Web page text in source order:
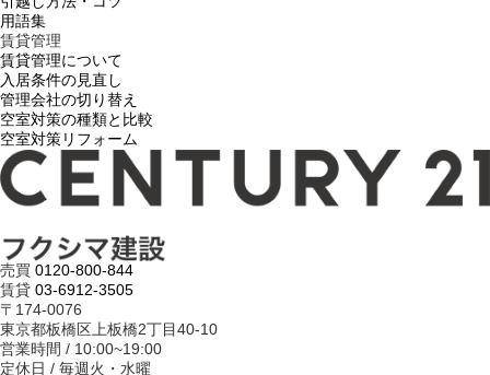
用語集
賃貸管理
賃貸管理について
入居条件の見直し
管理会社の切り替え
空室対策の種類と比較
空室対策リフォーム
売買 0120-800-844
賃貸 03-6912-3505
〒174-0076
東京都板橋区上板橋2丁目40-10
営業時間 / 10:00~19:00
定休日 / 毎週火・水曜